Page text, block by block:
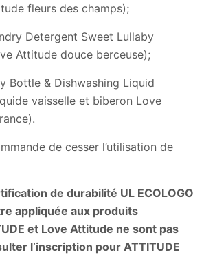
fleurs des champs);
Detergent Sweet Lullaby
Attitude douce berceuse);
Bottle & Dishwashing Liquid
vaisselle et biberon Love
de cesser l’utilisation de
de durabilité UL ECOLOGO
appliquée aux produits
et Love Attitude ne sont pas
l’inscription pour ATTITUDE